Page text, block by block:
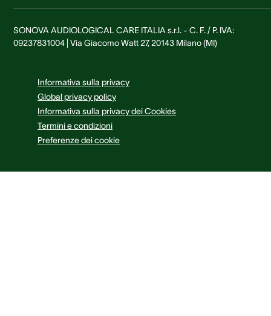
SONOVA AUDIOLOGICAL CARE ITALIA s.r.l. - C. F. / P. IVA:
09237831004 | Via Giacomo Watt 27, 20143 Milano (MI)
Informativa sulla privacy
Global privacy policy
Informativa sulla privacy dei Cookies
Termini e condizioni
Preferenze dei cookie